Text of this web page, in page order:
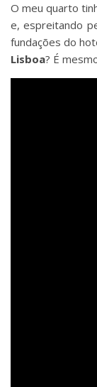
O meu quarto
e, espreitando
fundações do
Lisboa? É